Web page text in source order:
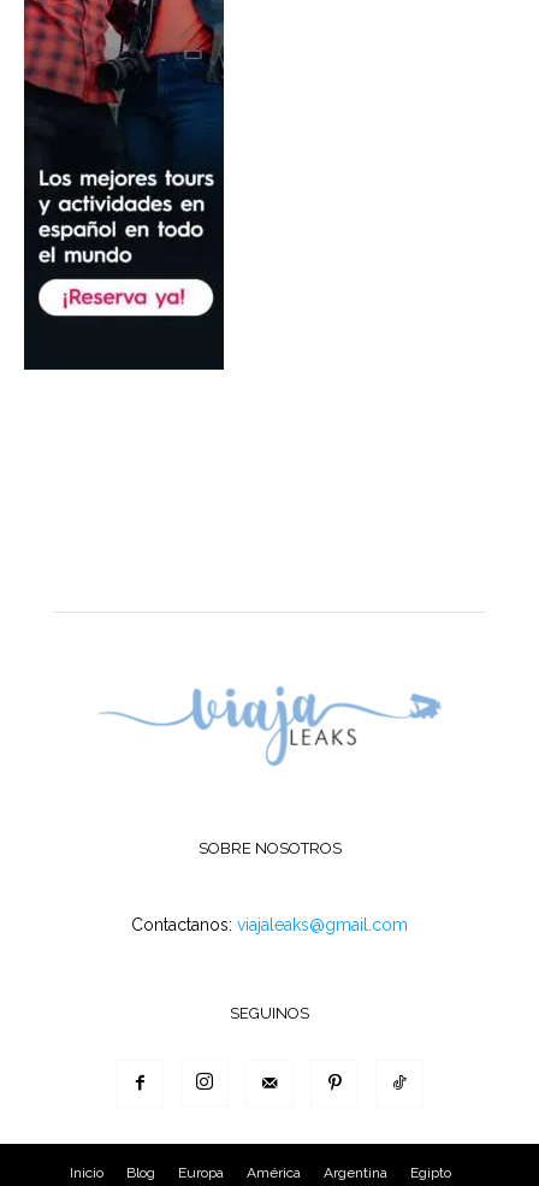
SOBRE NOSOTROS
Contactanos: viajaleaks@gmail.com
SEGUINOS
Inicio Blog Europa América Argentina Egipto